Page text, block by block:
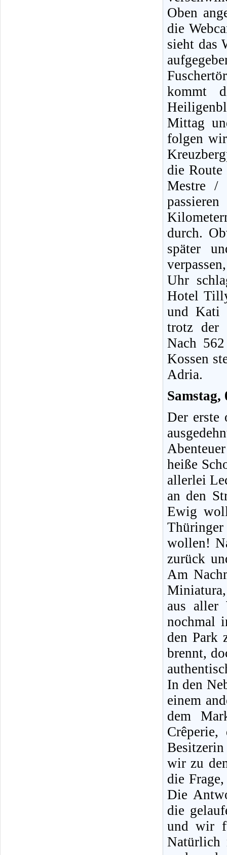
Oben
die
sieht das
kommt
Mittag
folgen
die
Mestre /
durch.
später
Uhr
Hotel
und Kati
trotz der
Nach
Kossen
Adria.
Samstag,
Der erste
heiße
allerlei
an den
Ewig
wollen!
zurück
Am
aus aller
nochmal
den Park
brennt,
In den
einem
dem
wir zu
die
Die
die
und wir
Natürlich